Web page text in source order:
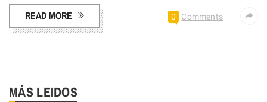
READ MORE 0 Comments
MÁS LEIDOS